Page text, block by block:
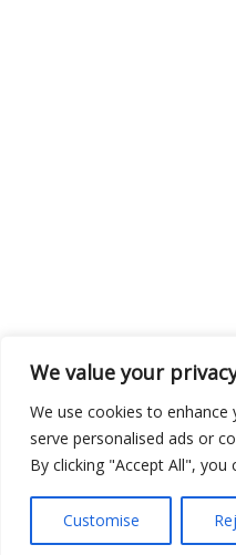
We value your
We use cookies to enhance
serve personalised ads or
By clicking "Accept All",
Customise
Copyright © 2026